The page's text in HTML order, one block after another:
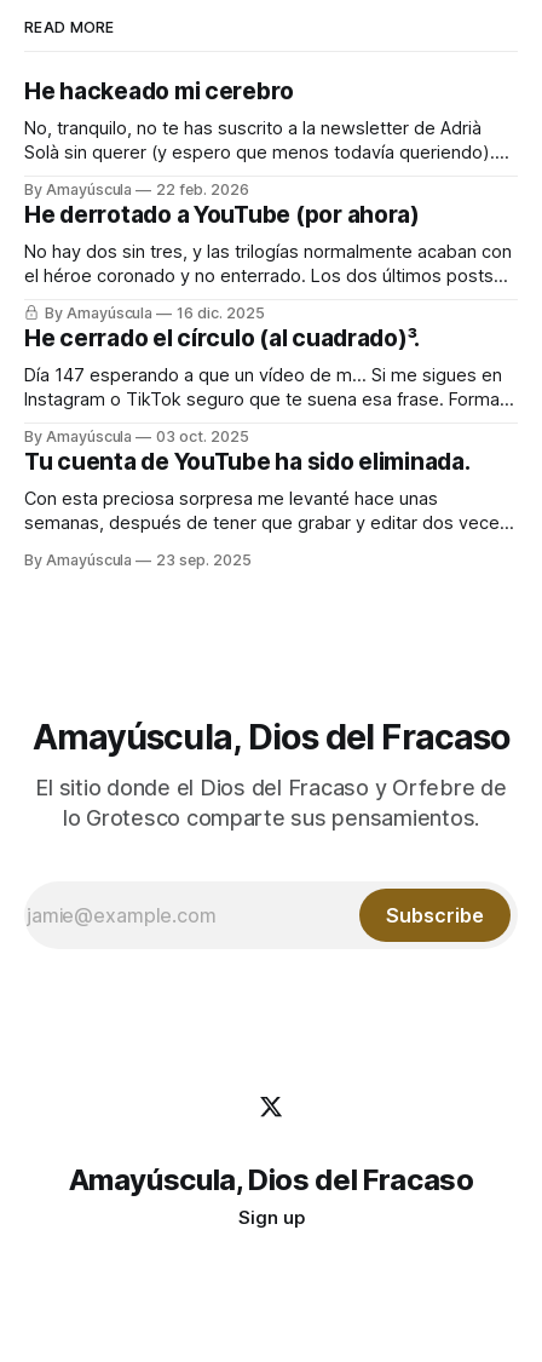
READ MORE
He hackeado mi cerebro
No, tranquilo, no te has suscrito a la newsletter de Adrià
Solà sin querer (y espero que menos todavía queriendo).
para engañar a mi cerebro, que es como la piedra de Sísifo,
todos los días empujándolo para que cuando llega el
By Amayúscula 22 feb. 2026
He derrotado a YouTube (por ahora)
No hay dos sin tres, y las trilogías normalmente acaban con
el héroe coronado y no enterrado. Los dos últimos posts
fueron sobre la batalla imposible e inacabable contra
YouTube, que injustamente había tirado mi canal principal y,
con ello, varias decenas de canales que habían relacionado
conmigo (incluido uno
By Amayúscula 16 dic. 2025
He cerrado el círculo (al cuadrado)³.
Día 147 esperando a que un vídeo de m… Si me sigues en
Instagram o TikTok seguro que te suena esa frase. Forma
con la idea de superar el millón de visitas con contenido
paupérrimo. En Instagram lo conseguí a
By Amayúscula 03 oct. 2025
Tu cuenta de YouTube ha sido eliminada.
Con esta preciosa sorpresa me levanté hace unas
semanas, después de tener que grabar y editar dos veces
principal había sido eliminado de golpe, sin aviso previo. Ya
By Amayúscula 23 sep. 2025
Amayúscula, Dios del Fracaso
El sitio donde el Dios del Fracaso y Orfebre de
lo Grotesco comparte sus pensamientos.
Subscribe
Amayúscula, Dios del Fracaso
Sign up